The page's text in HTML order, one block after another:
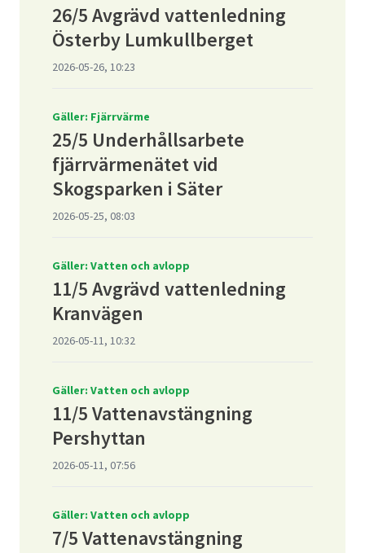
26/5 Avgrävd vattenledning
Österby Lumkullberget
2026-05-26, 10:23
Gäller: Fjärrvärme
25/5 Underhållsarbete
fjärrvärmenätet vid
Skogsparken i Säter
2026-05-25, 08:03
Gäller: Vatten och avlopp
11/5 Avgrävd vattenledning
Kranvägen
2026-05-11, 10:32
Gäller: Vatten och avlopp
11/5 Vattenavstängning
Pershyttan
2026-05-11, 07:56
Gäller: Vatten och avlopp
7/5 Vattenavstängning